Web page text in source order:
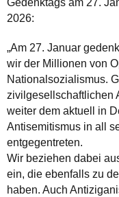
Gedenktags am 27.
2026:
„Am 27. Januar
wir der Millionen von
Nationalsozialismus.
zivilgesellschaftlichen
weiter dem aktuell in
Antisemitismus in all
entgegentreten.
Wir beziehen dabei
ein, die ebenfalls zu
haben. Auch